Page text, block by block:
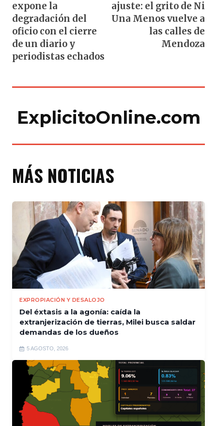
expone la
degradación del
oficio con el cierre
de un diario y
periodistas echados
ajuste: el grito de Ni
Una Menos vuelve a
las calles de
Mendoza
ExplicitoOnline.com
MÁS NOTICIAS
EXPROPIACIÓN Y DESALOJO
Del éxtasis a la agonía: caída la
extranjerización de tierras, Milei busca saldar
demandas de los dueños
5 AGOSTO, 2026